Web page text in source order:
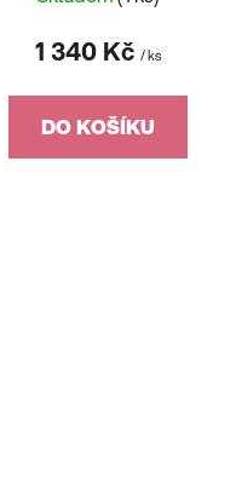
1 340 Kč / ks
DO KOŠÍKU